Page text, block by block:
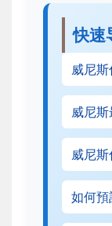
快速
威尼
威尼
威尼
如何